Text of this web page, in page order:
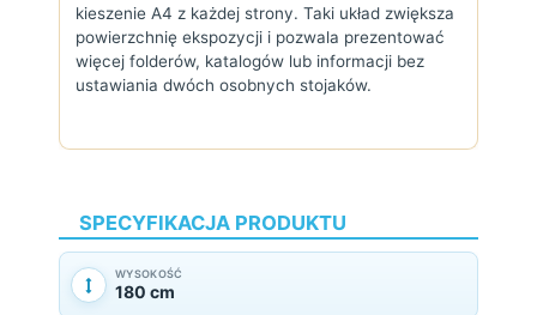
kieszenie A4 z każdej strony. Taki układ zwiększa
powierzchnię ekspozycji i pozwala prezentować
więcej folderów, katalogów lub informacji bez
ustawiania dwóch osobnych stojaków.
SPECYFIKACJA PRODUKTU
WYSOKOŚĆ
180 cm